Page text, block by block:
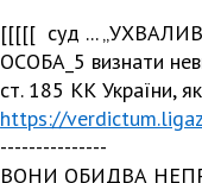
[[[[[ суд ...
ОСОБА_5 визнати
ст. 185 КК України,
https://
---------------
ВОНИ ОБИДВА